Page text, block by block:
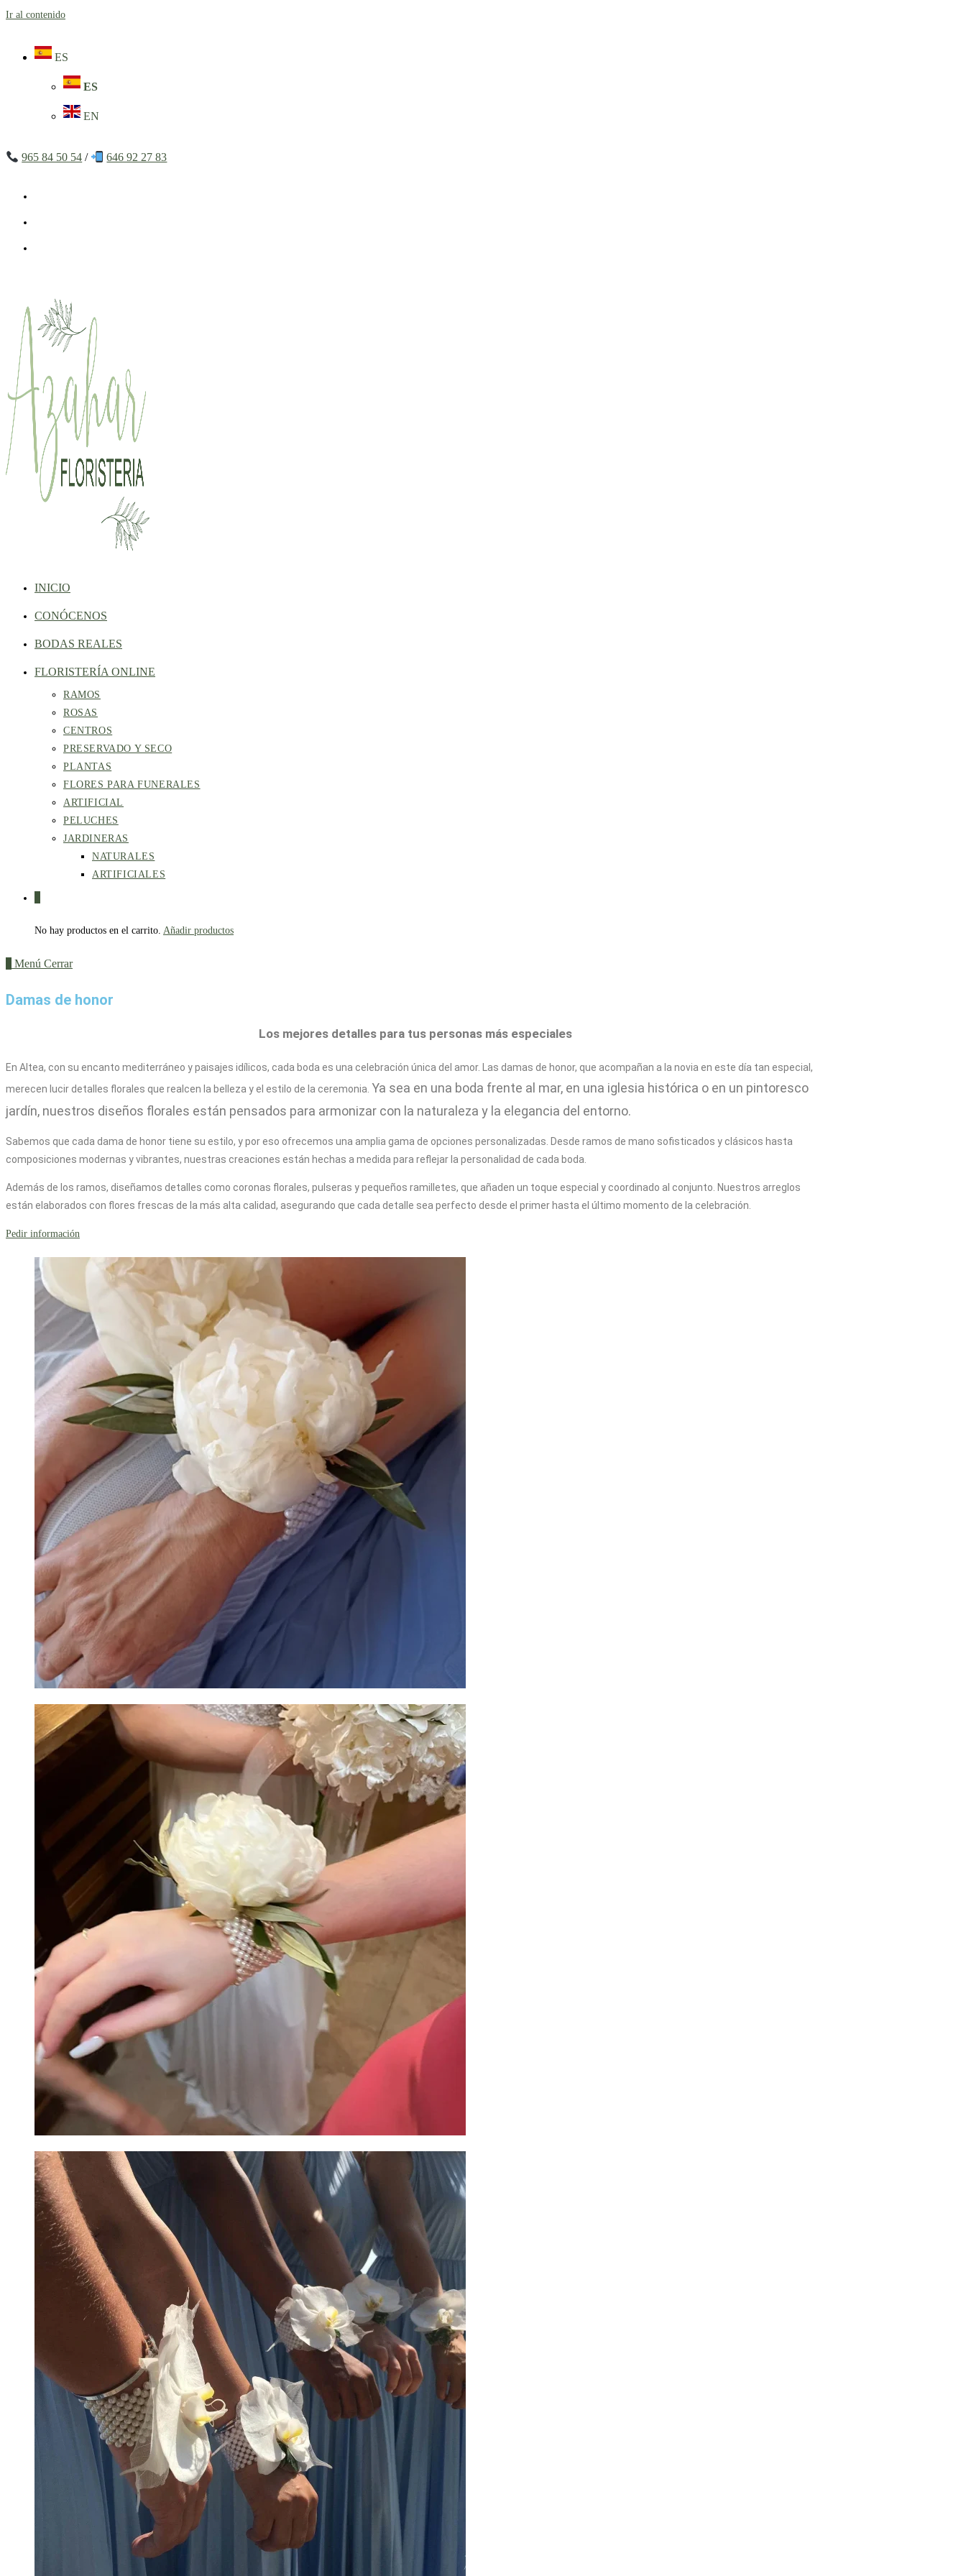
Ir al contenido
ES
ES
EN
965 84 50 54 / 646 92 27 83
INICIO
CONÓCENOS
BODAS REALES
FLORISTERÍA ONLINE
RAMOS
ROSAS
CENTROS
PRESERVADO Y SECO
PLANTAS
FLORES PARA FUNERALES
ARTIFICIAL
PELUCHES
JARDINERAS
NATURALES
ARTIFICIALES
No hay productos en el carrito. Añadir productos
Menú Cerrar
Damas de honor
Los mejores detalles para tus personas más especiales
En Altea, con su encanto mediterráneo y paisajes idílicos, cada boda es una celebración única del amor. Las damas de honor, que acompañan a la novia en este día tan especial,
merecen lucir detalles florales que realcen la belleza y el estilo de la ceremonia. Ya sea en una boda frente al mar, en una iglesia histórica o en un pintoresco
jardín, nuestros diseños florales están pensados para armonizar con la naturaleza y la elegancia del entorno.
Sabemos que cada dama de honor tiene su estilo, y por eso ofrecemos una amplia gama de opciones personalizadas. Desde ramos de mano sofisticados y clásicos hasta
composiciones modernas y vibrantes, nuestras creaciones están hechas a medida para reflejar la personalidad de cada boda.
Además de los ramos, diseñamos detalles como coronas florales, pulseras y pequeños ramilletes, que añaden un toque especial y coordinado al conjunto. Nuestros arreglos
están elaborados con flores frescas de la más alta calidad, asegurando que cada detalle sea perfecto desde el primer hasta el último momento de la celebración.
Pedir información